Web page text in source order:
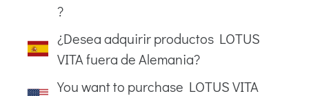
?
¿Desea adquirir productos LOTUS
VITA fuera de Alemania?
You want to purchase LOTUS VITA